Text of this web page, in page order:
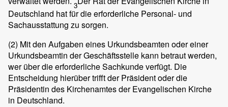
3
Deutschland hat für die erforderliche Personal- und
Sachausstattung zu sorgen.
(2) Mit den Aufgaben eines Urkundsbeamten oder einer
Urkundsbeamtin der Geschäftsstelle kann betraut werden,
wer über die erforderliche Sachkunde verfügt. Die
Entscheidung hierüber trifft der Präsident oder die
Präsidentin des Kirchenamtes der Evangelischen Kirche
in Deutschland.